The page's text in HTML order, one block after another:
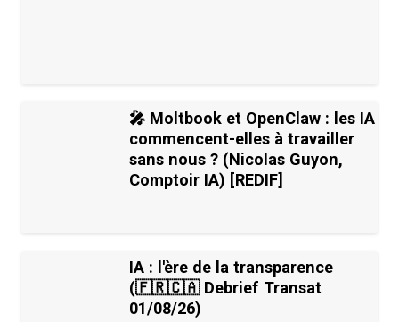
🎤 Moltbook et OpenClaw : les IA
commencent-elles à travailler
sans nous ? (Nicolas Guyon,
Comptoir IA) [REDIF]
IA : l'ère de la transparence
(🇫🇷🇨🇦 Debrief Transat
01/08/26)